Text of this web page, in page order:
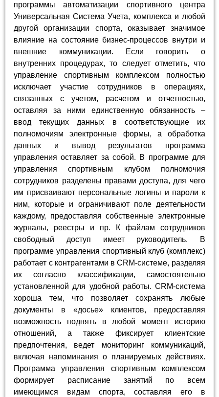
программы автоматизации спортивного центра
Универсальная Система Учета, комплекса и любой
другой организации спорта, оказывает значимое
влияние на состояние бизнес-процессов внутри и
внешние коммуникации. Если говорить о
внутренних процедурах, то следует отметить, что
управление спортивным комплексом полностью
исключает участие сотрудников в операциях,
связанных с учетом, расчетом и отчетностью,
оставляя за ними единственную обязанность –
ввод текущих данных в соответствующие их
полномочиям электронные формы, а обработка
данных и вывод результатов программа
управления оставляет за собой. В программе для
управления спортивным клубом полномочия
сотрудников разделены правами доступа, для чего
им присваивают персональные логины и пароли к
ним, которые и ограничивают поле деятельности
каждому, предоставляя собственные электронные
журналы, реестры и пр. К файлам сотрудников
свободный доступ имеет руководитель. В
программе управления спортивный клуб (комплекс)
работает с контрагентами в CRM-системе, разделяя
их согласно классификации, самостоятельно
установленной для удобной работы. CRM-система
хороша тем, что позволяет сохранять любые
документы в «досье» клиентов, предоставляя
возможность поднять в любой момент историю
отношений, а также фиксирует клиентские
предпочтения, ведет мониторинг коммуникаций,
включая напоминания о планируемых действиях.
Программа управления спортивным комплексом
формирует расписание занятий по всем
имеющимся видам спорта, составляя его в